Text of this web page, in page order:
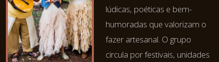
lúdicas, poéticas e bem-
humoradas que valorizam o
fazer artesanal. O grupo
circula por festivais, unidades